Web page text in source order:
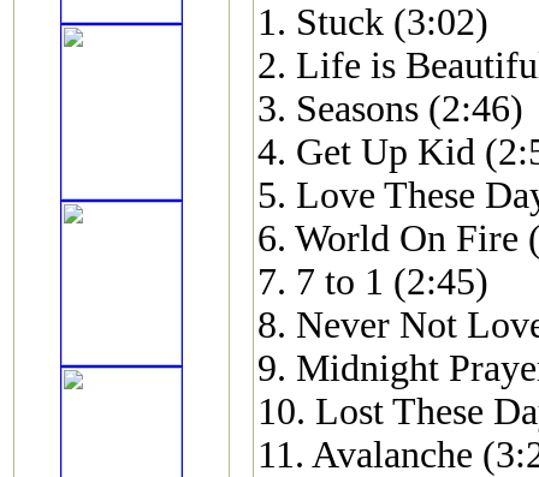
1. Stuck (3:02)
2. Life is
3. Seasons (2:46)
4. Get Up Kid
5. Love These
6. World On Fire
7. 7 to 1 (2:45)
8. Never Not
9. Midnight
10. Lost These
11. Avalanche